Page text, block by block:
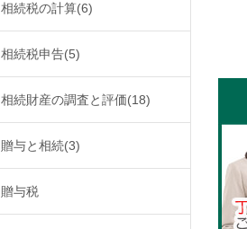
相続税の計算(6)
相続税申告(5)
相続財産の調査と評価(18)
贈与と相続(3)
贈与税